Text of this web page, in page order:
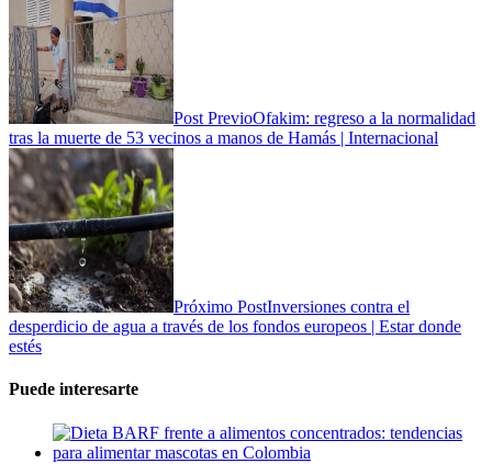
Post PrevioOfakim: regreso a la normalidad
tras la muerte de 53 vecinos a manos de Hamás | Internacional
Próximo PostInversiones contra el
desperdicio de agua a través de los fondos europeos | Estar donde
estés
Puede interesarte